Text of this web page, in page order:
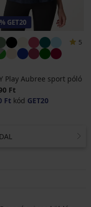
GET20
5
Play Aubree sport póló
Ft
Ft kód GET20